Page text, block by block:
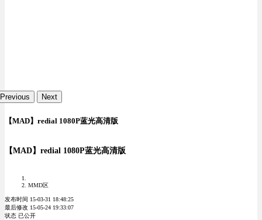
Previous Next
【MAD】redial 1080P蓝光高清版
【MAD】redial 1080P蓝光高清版
MMD区
发布时间 15-03-31 18:48:25
最后修改 15-05-24 19:33:07
状态 已公开